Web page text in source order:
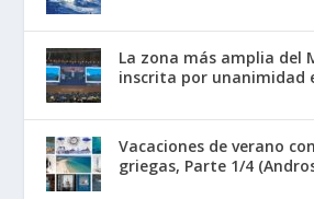
La zona más amplia del
inscrita por unanimidad
Vacaciones de verano
griegas, Parte 1/4